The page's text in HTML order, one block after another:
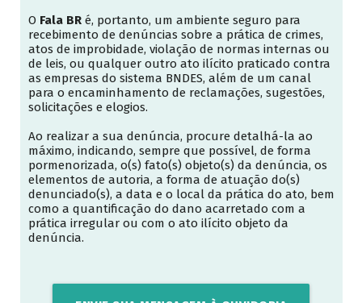
O Fala BRé, portanto, um ambiente seguro para
recebimento de denúncias sobre a prática de crimes,
atos de improbidade, violação de normas internas ou
de leis, ou qualquer outro ato ilícito praticado contra
as empresas do sistema BNDES, além de um canal
para o encaminhamento de reclamações, sugestões,
solicitações e elogios.
Ao realizar a sua denúncia, procure detalhá-la ao
máximo, indicando, sempre que possível, de forma
pormenorizada, o(s) fato(s) objeto(s) da denúncia, os
elementos de autoria, a forma de atuação do(s)
denunciado(s), a data e o local da prática do ato, bem
como a quantificação do dano acarretado com a
prática irregular ou com o ato ilícito objeto da
denúncia.